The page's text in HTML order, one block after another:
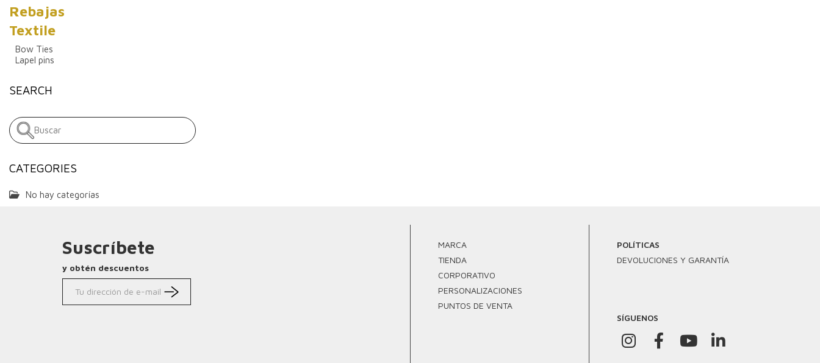
Rebajas
Textile
Bow Ties
Lapel pins
SEARCH
CATEGORIES
No hay categorías
Suscríbete
y obtén descuentos
MARCA
TIENDA
CORPORATIVO
PERSONALIZACIONES
PUNTOS DE VENTA
POLÍTICAS
DEVOLUCIONES Y GARANTÍA
SÍGUENOS